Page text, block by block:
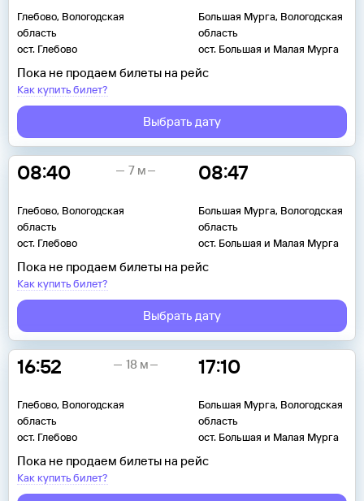
Глебово, Вологодская
область
ост. Глебово
Большая Мурга, Вологодская
область
ост. Большая и Малая Мурга
Пока не продаем билеты на рейс
Как купить билет?
Выбрать дату
08:40
Глебово, Вологодская
область
ост. Глебово
08:47
Большая Мурга, Вологодская
область
ост. Большая и Малая Мурга
7 м
Пока не продаем билеты на рейс
Как купить билет?
Выбрать дату
16:52
Глебово, Вологодская
область
ост. Глебово
17:10
Большая Мурга, Вологодская
область
ост. Большая и Малая Мурга
18 м
Пока не продаем билеты на рейс
Как купить билет?